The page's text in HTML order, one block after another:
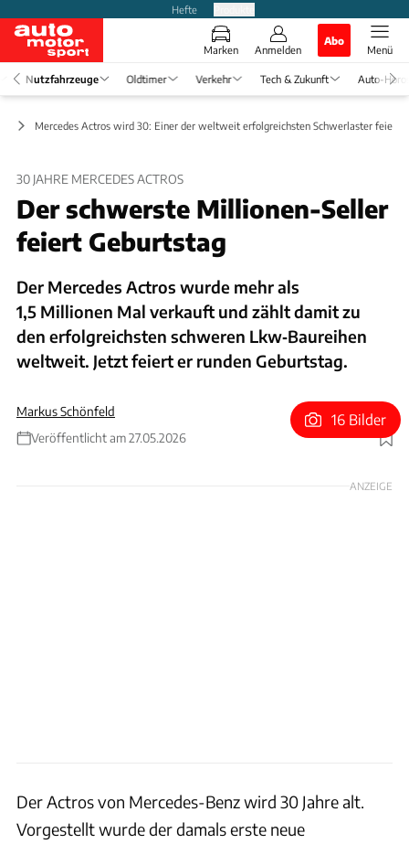
Hefte
Marken Anmelden
Abo
Menü
Nutzfahrzeuge Oldtimer Verkehr Tech & Zukunft Auto-
Mercedes Actros wird 30: Einer der weltweit erfolgreichsten Schwerlaster feiert
30 JAHRE MERCEDES ACTROS
Der schwerste Millionen-Seller
feiert Geburtstag
Der Mercedes Actros wurde mehr als
1,5 Millionen Mal verkauft und zählt damit zu
den erfolgreichsten schweren Lkw‑Baureihen
weltweit. Jetzt feiert er runden Geburtstag.
Markus Schönfeld
Veröffentlicht am 27.05.2026
Foto: Mercedes-Benz
16 Bilder
ANZEIGE
Der Actros von Mercedes-Benz wird 30 Jahre alt.
Vorgestellt wurde der damals erste neue